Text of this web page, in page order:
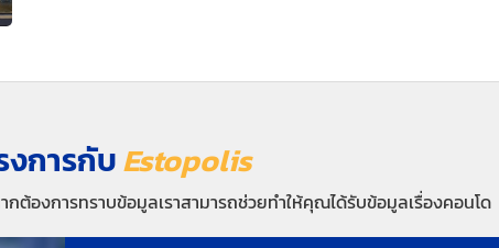
การกับEstopolis
ต้องการทราบข้อมูลเราสามารถช่วยทำให้คุณได้รับข้อมูลเรื่องคอนโด